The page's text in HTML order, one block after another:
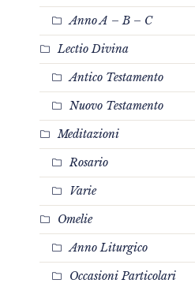
Anno A – B – C
Lectio Divina
Antico Testamento
Nuovo Testamento
Meditazioni
Rosario
Varie
Omelie
Anno Liturgico
Occasioni Particolari